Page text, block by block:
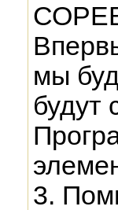
мы
будут
3.